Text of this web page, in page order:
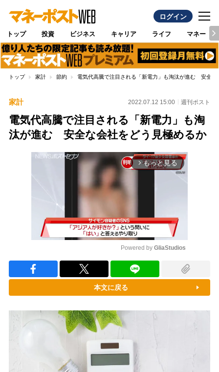
ログイン
トップ 投資 ビジネス キャリア ライフ マネー
トップ 家計 節約 電気代高騰で注目される「新電力」も淘汰が進む 安全な
家計 2022.07.12 15:00 週刊ポスト
電気代高騰で注目される「新電力」も淘
汰が進む 安全な会社をどう見極めるか
arrow_forward_ios もっと見る
Powered by GliaStudios
本文に戻る